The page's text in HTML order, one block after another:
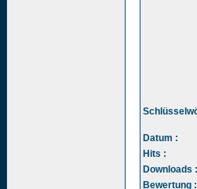
Datum :
Hits :
Downloads :
Bewertung :